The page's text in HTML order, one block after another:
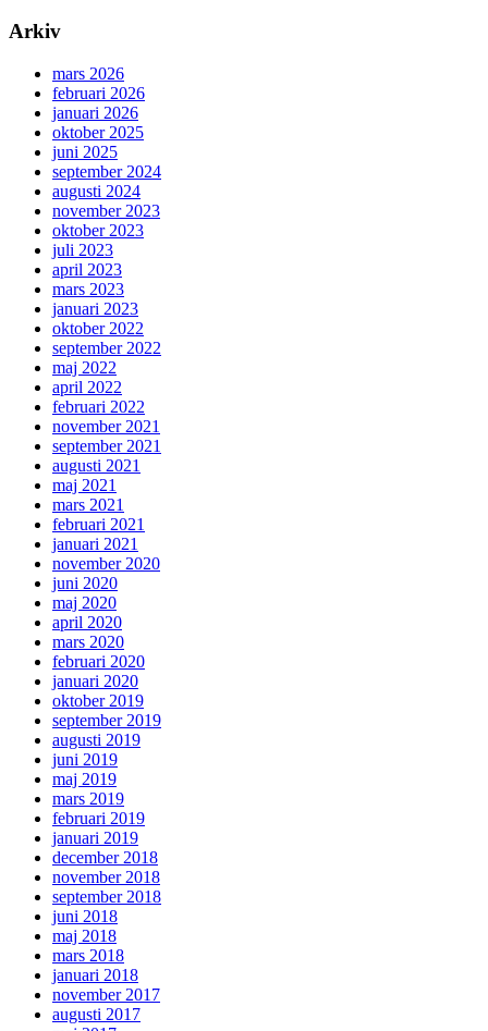
Arkiv
mars 2026
februari 2026
januari 2026
oktober 2025
juni 2025
september 2024
augusti 2024
november 2023
oktober 2023
juli 2023
april 2023
mars 2023
januari 2023
oktober 2022
september 2022
maj 2022
april 2022
februari 2022
november 2021
september 2021
augusti 2021
maj 2021
mars 2021
februari 2021
januari 2021
november 2020
juni 2020
maj 2020
april 2020
mars 2020
februari 2020
januari 2020
oktober 2019
september 2019
augusti 2019
juni 2019
maj 2019
mars 2019
februari 2019
januari 2019
december 2018
november 2018
september 2018
juni 2018
maj 2018
mars 2018
januari 2018
november 2017
augusti 2017